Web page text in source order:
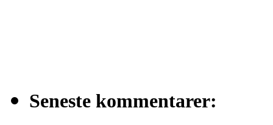
Seneste kommentarer: